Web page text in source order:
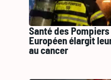
Santé des
Européen élargit
au cancer